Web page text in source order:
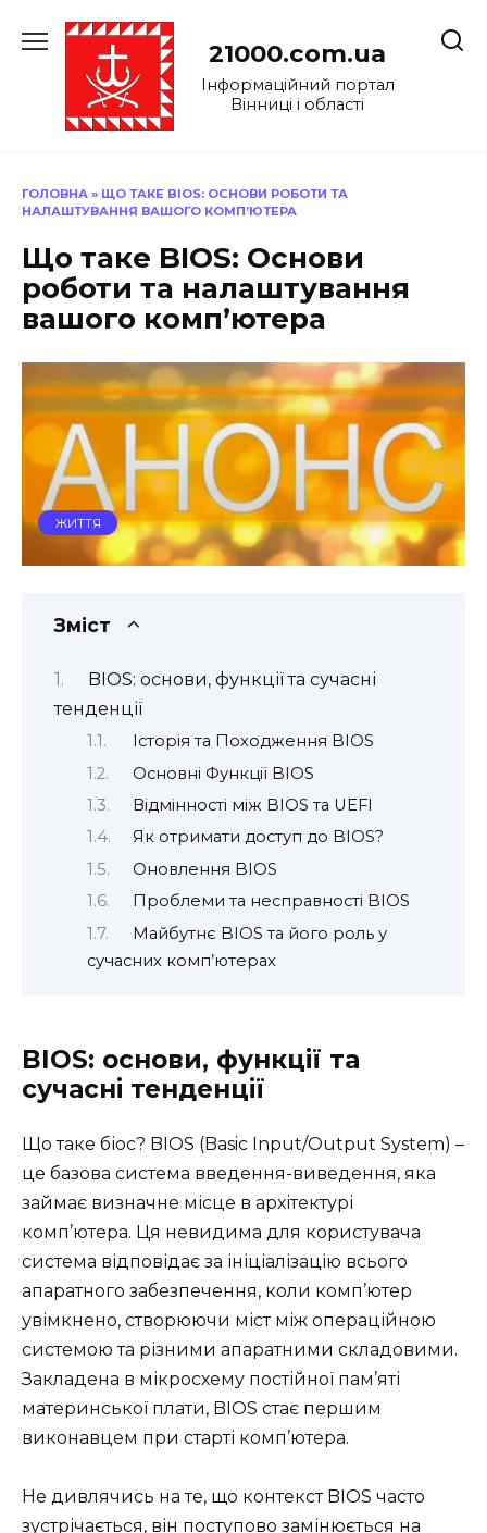
до
21000.com.ua
Інформаційний портал
Вінниці і області
ГОЛОВНА » ЩО ТАКЕ BIOS: ОСНОВИ РОБОТИ ТА
НАЛАШТУВАННЯ ВАШОГО КОМП’ЮТЕРА
Що таке BIOS: Основи
роботи та налаштування
вашого комп’ютера
ЖИТТЯ
Зміст
BIOS: основи, функції та сучасні
тенденції
Історія та Походження BIOS
Основні Функції BIOS
Відмінності між BIOS та UEFI
Як отримати доступ до BIOS?
Оновлення BIOS
Проблеми та несправності BIOS
Майбутнє BIOS та його роль у
сучасних комп’ютерах
BIOS: основи, функції та
сучасні тенденції
Що таке біос? BIOS (Basic Input/Output System) –
це базова система введення-виведення, яка
займає визначне місце в архітектурі
комп’ютера. Ця невидима для користувача
система відповідає за ініціалізацію всього
апаратного забезпечення, коли комп’ютер
увімкнено, створюючи міст між операційною
системою та різними апаратними складовими.
Закладена в мікросхему постійної пам’яті
материнської плати, BIOS стає першим
виконавцем при старті комп’ютера.
Не дивлячись на те, що контекст BIOS часто
зустрічається, він поступово замінюється на